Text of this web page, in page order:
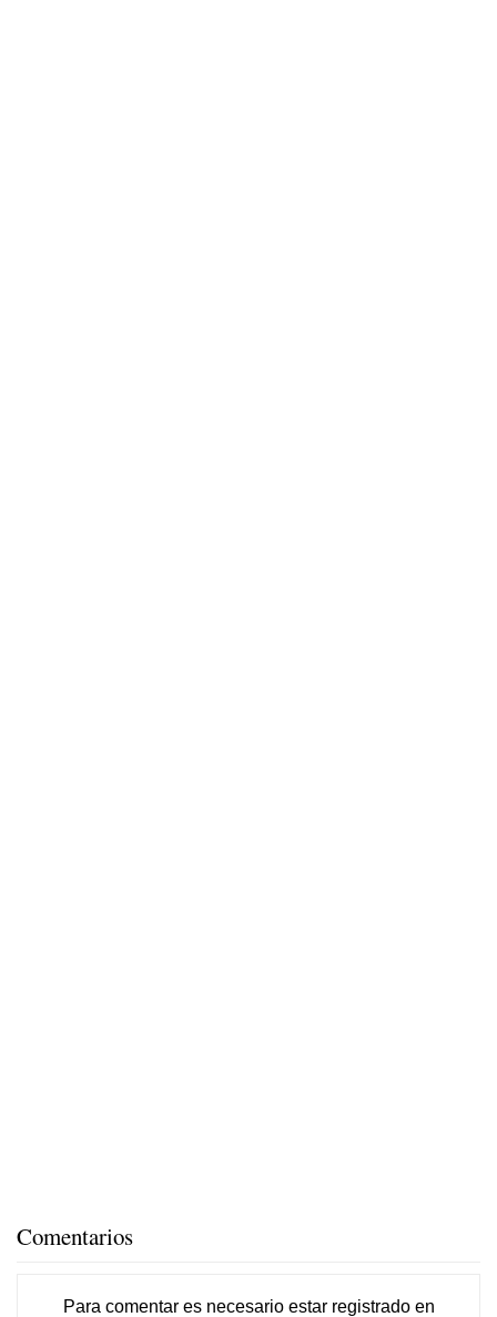
Comentarios
Para comentar es necesario estar registradoen